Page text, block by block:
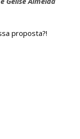
proposta?!